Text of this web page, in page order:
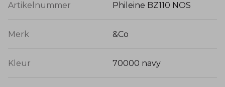
Artikelnummer Phileine BZ110 NOS
Merk &Co
Kleur 70000 navy